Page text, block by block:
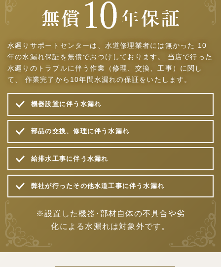
水廻りサポートセンターは、水道修理業者には無かった
10
年の水漏れ保証を無償でおつけしております。
当店で行った
水廻りのトラブルに伴う作業（修理、交換、工事）に関し
て、
作業完了から10年間水漏れの保証をいたします。
機器設置に伴う水漏れ
部品の交換、修理に伴う水漏れ
給排水工事に伴う水漏れ
弊社が行ったその他水道工事に伴う水漏れ
※設置した機器･部材自体の不具合や劣
化による水漏れは対象外です。